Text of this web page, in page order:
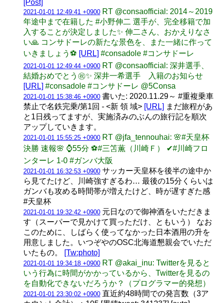
[Post]
2021-01-01 12:49:41 +0900 RT @consaofficial: 2014～2019
年途中まで在籍した #小野伸二 選手が、完全移籍で加
入することが決定しました✨ 伸二さん、おかえりなさ
い🙏 コンサドーレの新たな景色を、また一緒に作って
いきましょう⚽ [URL] #consadole #コンサドーレ
2021-01-01 12:49:44 +0900 RT @consaofficial: 深井選手、
結婚おめでとう㊗️✨ 深井一希選手 入籍のお知らせ
[URL] #consadole #コンサドーレ @5Consa
2021-01-01 15:38:46 +0900 書いた: 2020.11.29～ #重複乗車
禁止で名鉄完乗/第1回 - <新 領 域> [URL] まだ旅程があ
と1日残ってますが、実施済みのぶんの旅行記を順次
アップしていきます。
2021-01-01 15:55:25 +0900 RT @jfa_tennouhai: 🌸#天皇杯
決勝 速報🌸 ⌚️55分 ⚽#三笘薫（川崎Ｆ） ✔#川崎フロ
ンターレ 1-0 #ガンバ大阪
2021-01-01 16:32:53 +0900 サッカー天皇杯を後半の途中か
ら見てたけど、川崎強すぎるわ… 最後の15分くらいは
ガンバも攻める時間帯が増えたけど、時が遅すぎた感
#天皇杯
2021-01-01 19:32:42 +0900 元日なので御神酒をいただきま
す（スーパーで見かけて買っただけ、ともいう） なお
このために、しばらく使ってなかった日本酒用の升を
用意しました。いつぞやのOSC北海道懇親会でいただ
いたもの。
[Tw:photo]
2021-01-01 19:34:18 +0900 RT @akai_inu: Twitterを見ると
いう行為に時間がかかっているから、Twitterを見るの
を自動化できないだろうか？（プログラマー的発想）
2021-01-01 23:30:02 +0900 直近約48時間での発言数（3ア